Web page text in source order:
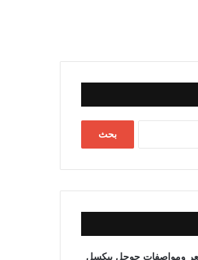
ومواصفات جوجل بيكسل